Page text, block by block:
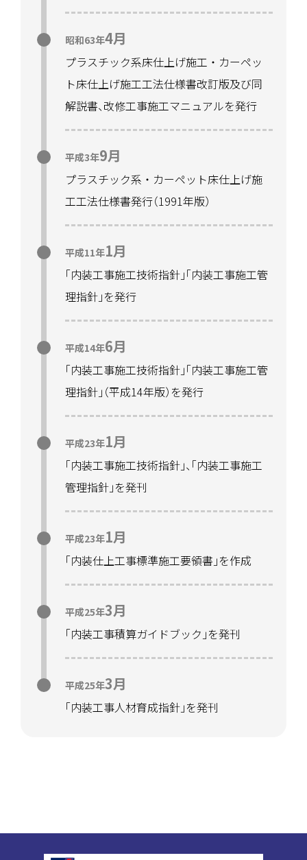
昭和63年4月
プラスチック系床仕上げ施工・カーペッ
ト床仕上げ施工工法仕様書改訂版及び同
解説書、改修工事施工マニュアルを発行
平成3年9月
プラスチック系・カーペット床仕上げ施
工工法仕様書発行（1991年版）
平成11年1月
「内装工事施工技術指針」
「内装工事施工管
理指針」を発行
平成14年6月
「内装工事施工技術指針」
「内装工事施工管
理指針」
（平成14年版）を発行
平成23年1月
「内装工事施工技術指針」、
「内装工事施工
管理指針」を発刊
平成23年1月
「内装仕上工事標準施工要領書 」を作成
平成25年3月
「内装工事積算ガイドブック 」を発刊
平成25年3月
「内装工事人材育成指針」を発刊